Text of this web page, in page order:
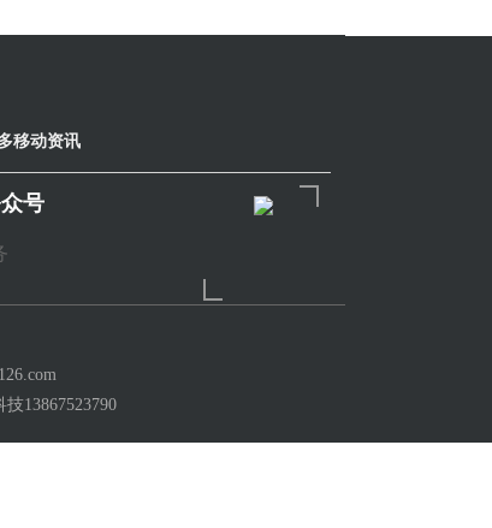
技13867523790
移动资讯
号